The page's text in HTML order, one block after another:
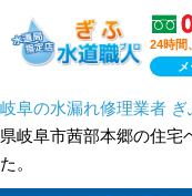
24時間
岐阜の水漏れ修理業者 ぎ
県岐阜市茜部本郷の住宅
た。